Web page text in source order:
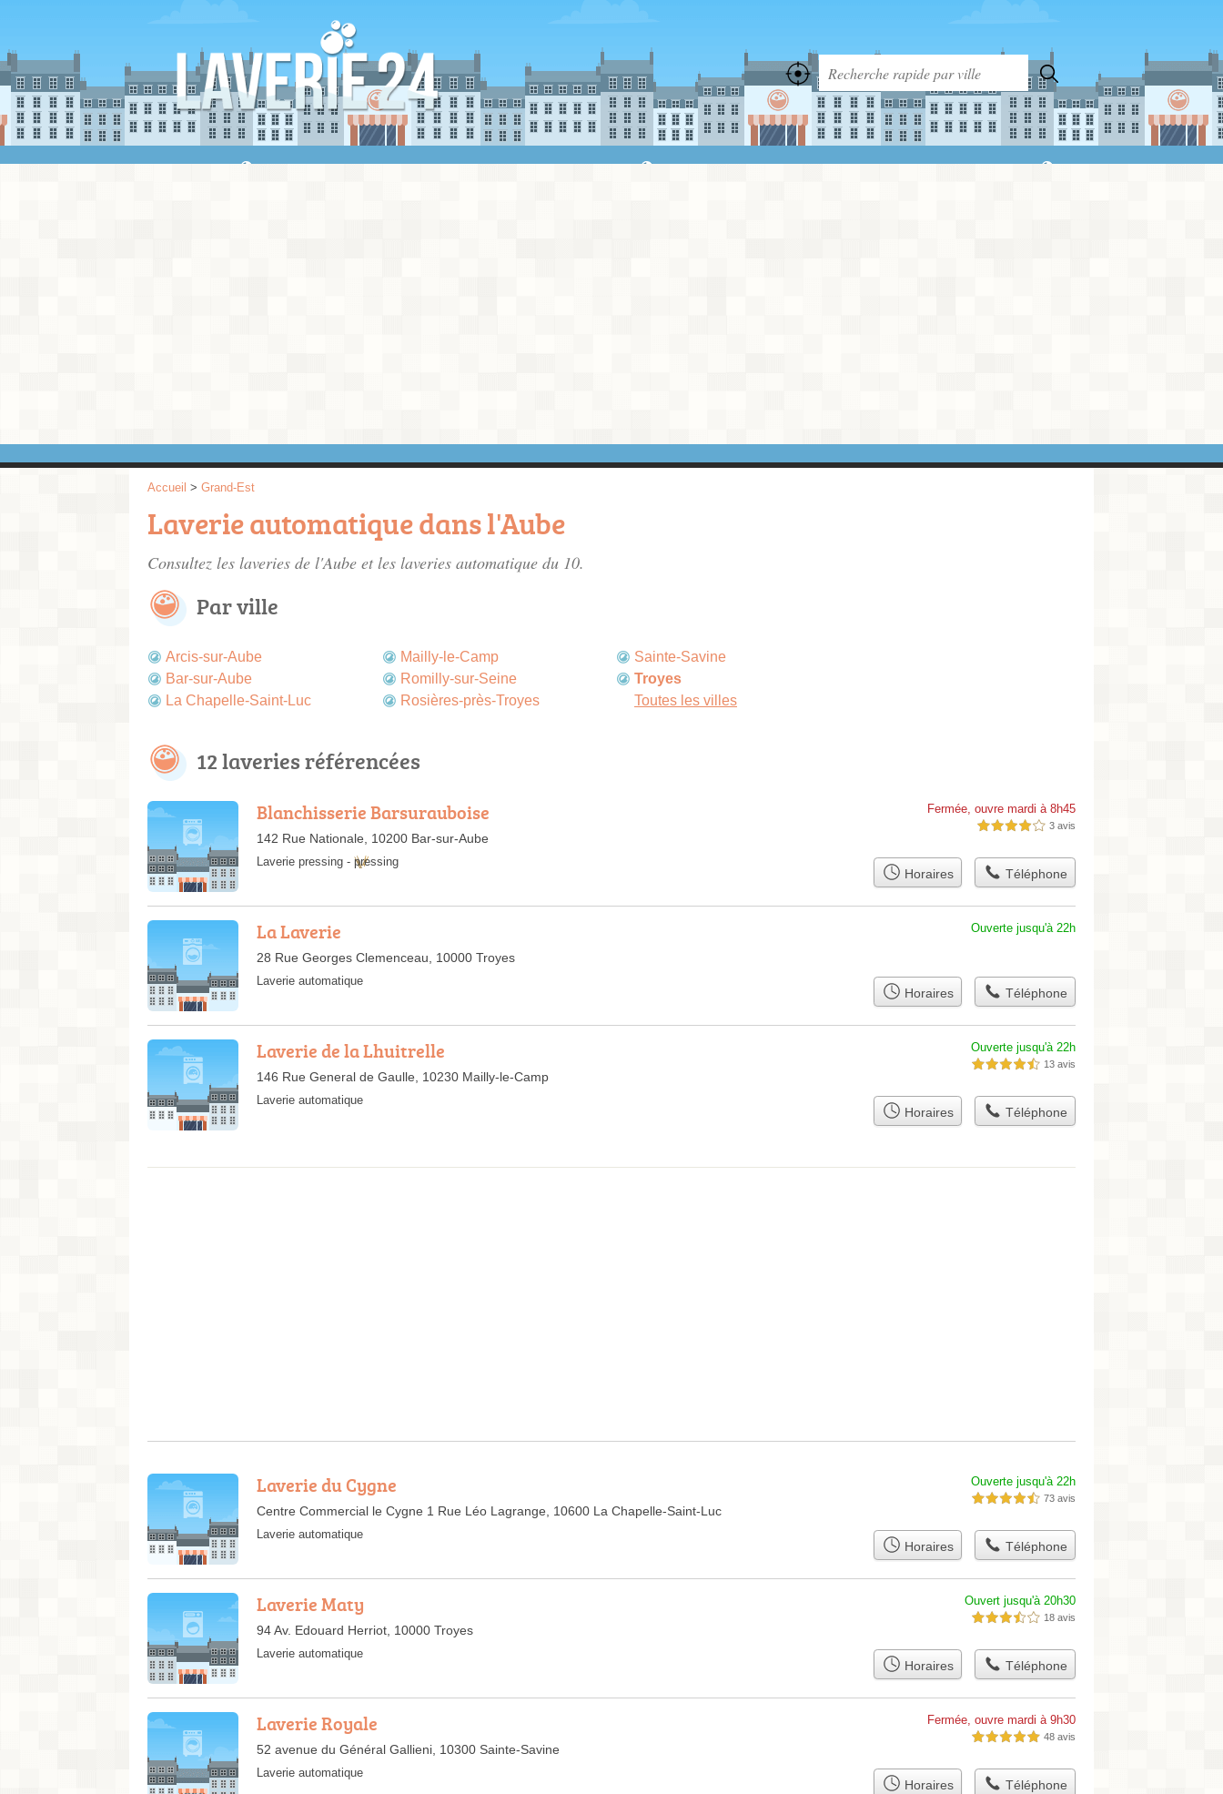
Accueil > Grand-Est
Laverie automatique dans l'Aube
Consultez les laveries de l'Aube et les laveries automatique du 10.
Par ville
Arcis-sur-Aube
Bar-sur-Aube
La Chapelle-Saint-Luc
Mailly-le-Camp
Romilly-sur-Seine
Rosières-près-Troyes
Sainte-Savine
Troyes
Toutes les villes
12 laveries référencées
Blanchisserie Barsurauboise
142 Rue Nationale, 10200 Bar-sur-Aube
Fermée, ouvre mardi à 8h45
4,0 étoiles sur 5 3 avis
Laverie pressing - pressing
Horaires Téléphone
La Laverie
28 Rue Georges Clemenceau, 10000 Troyes
Ouverte jusqu'à 22h
Laverie automatique
Horaires Téléphone
Laverie de la Lhuitrelle
146 Rue General de Gaulle, 10230 Mailly-le-Camp
Ouverte jusqu'à 22h
4,5 étoiles sur 5 13 avis
Laverie automatique
Horaires Téléphone
Laverie du Cygne
Centre Commercial le Cygne 1 Rue Léo Lagrange, 10600 La Chapelle-Saint-Luc
Ouverte jusqu'à 22h
4,5 étoiles sur 5 73 avis
Laverie automatique
Horaires Téléphone
Laverie Maty
94 Av. Edouard Herriot, 10000 Troyes
Ouvert jusqu'à 20h30
3,5 étoiles sur 5 18 avis
Laverie automatique
Horaires Téléphone
Laverie Royale
52 avenue du Général Gallieni, 10300 Sainte-Savine
Fermée, ouvre mardi à 9h30
5,0 étoiles sur 5 48 avis
Laverie automatique
Horaires Téléphone